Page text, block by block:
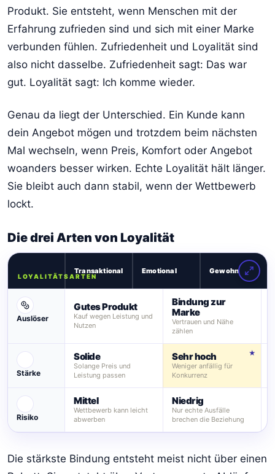
Produkt. Sie entsteht, wenn Menschen mit der
Erfahrung zufrieden sind und sich mit einer Marke
verbunden fühlen. Zufriedenheit und Loyalität sind
also nicht dasselbe. Zufriedenheit sagt: Das war
gut. Loyalität sagt: Ich komme wieder.
Genau da liegt der Unterschied. Ein Kunde kann
dein Angebot mögen und trotzdem beim nächsten
Mal wechseln, wenn Preis, Komfort oder Angebot
woanders besser wirken. Echte Loyalität hält länger.
Sie bleibt auch dann stabil, wenn der Wettbewerb
lockt.
Die drei Arten von Loyalität
LOYALITÄTSARTEN
Transaktional Emotional Gewohnheit
Auslöser
Gutes Produkt
Kauf wegen Leistung und
Nutzen
Bindung zur
Marke
Vertrauen und Nähe
zählen
Stärke
Solide
Solange Preis und
Leistung passen
Sehr hoch
Weniger anfällig für
Konkurrenz
Risiko
Mittel
Wettbewerb kann leicht
abwerben
Niedrig
Nur echte Ausfälle
brechen die Beziehung
Die stärkste Bindung entsteht meist nicht über einen